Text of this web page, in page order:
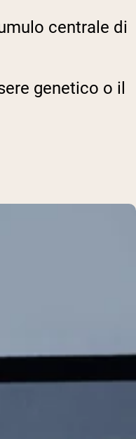
centrale di
genetico o il